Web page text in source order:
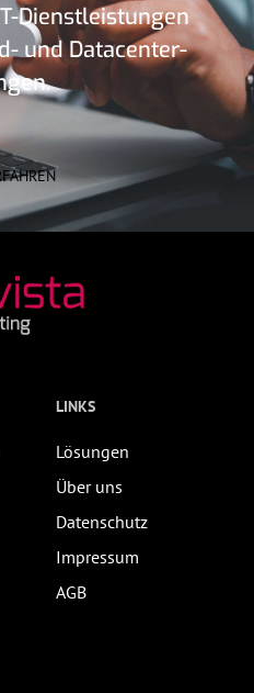
Dienstleistungen
und Datacenter-
LINKS
Lösungen
Über uns
Datenschutz
Impressum
AGB